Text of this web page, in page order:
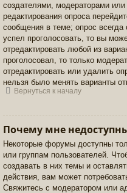
создателями, модераторами
редактирования опроса
сообщения в теме; опрос
успел проголосовать, то вы
отредактировать любой из
проголосовал, то только
отредактировать или удалить
нельзя было менять варианты
Вернуться к началу
Почему мне
Некоторые форумы доступны
или группам пользователей.
создавать в них темы и
действия, вам может
Свяжитесь с модератором или